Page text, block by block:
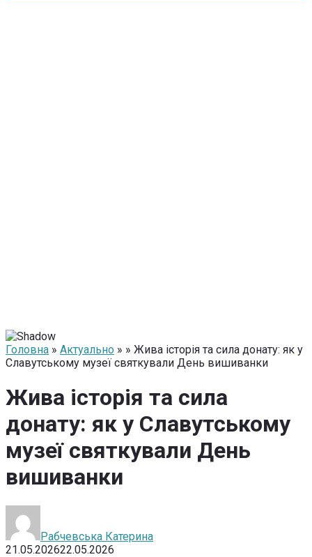
Головна » Актуально » » Жива історія та сила донату: як у
Славутському музеї святкували День вишиванки
Жива історія та сила
донату: як у Славутському
музеї святкували День
вишиванки
Рабчевська Катерина
21.05.202622.05.2026